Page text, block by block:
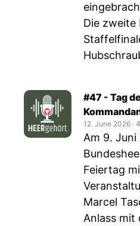
Die zweite
#47 - Tag
12. June 2026 ‧
Am 9.
Feiertag
Marcel
Anlass mit